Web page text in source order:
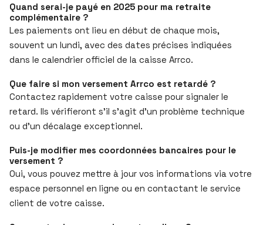
Quand serai-je payé en 2025 pour ma retraite
complémentaire ?
Les paiements ont lieu en début de chaque mois,
souvent un lundi, avec des dates précises indiquées
dans le calendrier officiel de la caisse Arrco.
Que faire si mon versement Arrco est retardé ?
Contactez rapidement votre caisse pour signaler le
retard. Ils vérifieront s’il s’agit d’un problème technique
ou d’un décalage exceptionnel.
Puis-je modifier mes coordonnées bancaires pour le
versement ?
Oui, vous pouvez mettre à jour vos informations via votre
espace personnel en ligne ou en contactant le service
client de votre caisse.